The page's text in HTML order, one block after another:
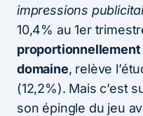
impressions
10,4% au 1er
proportionnellement
domaine, relève
(12,2%). Mais c’est
son épingle du jeu